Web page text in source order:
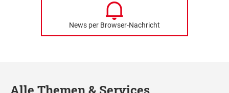
News per Browser-Nachricht